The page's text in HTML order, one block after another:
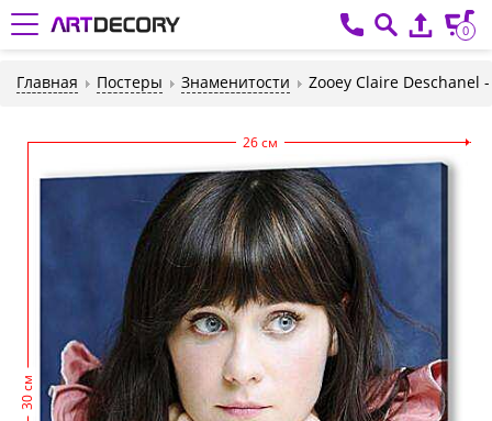
0
Главная Постеры Знаменитости Zooey Claire Deschanel
26 см
30 см